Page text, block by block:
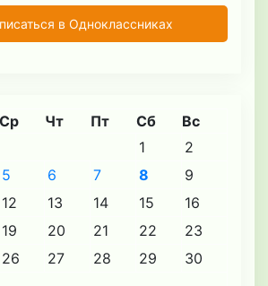
в Одноклассниках
Ср Чт Пт Сб Вс
1
2
5 6 7 8
9
12 13 14 15
16
19 20 21 22
23
26 27 28 29
30